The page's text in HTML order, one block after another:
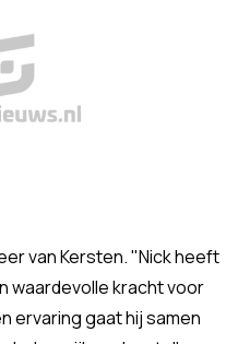
van Kersten. "Nick heeft
waardevolle kracht voor
ervaring gaat hij samen